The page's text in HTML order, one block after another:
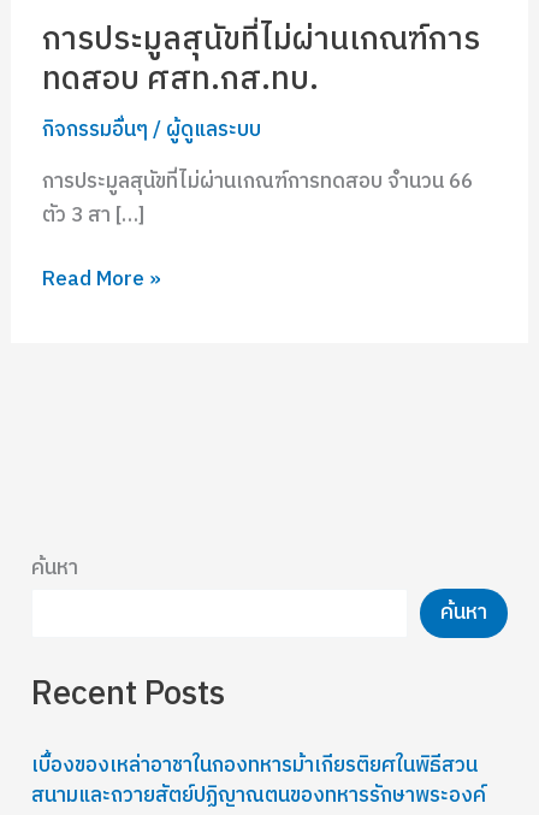
การประมูลสุนัขที่ไม่ผ่านเกณฑ์การ
ทดสอบ ศสท.กส.ทบ.
กิจกรรมอื่นๆ/ผู้ดูแลระบบ
การประมูลสุนัขที่ไม่ผ่านเกณฑ์การทดสอบ จำนวน 66
ตัว 3 สา […]
Read More »
ค้นหา
ค้นหา
Recent Posts
เบื้องของเหล่าอาชาในกองทหารม้าเกียรติยศในพิธีสวน
สนามและถวายสัตย์ปฏิญาณตนของทหารรักษาพระองค์